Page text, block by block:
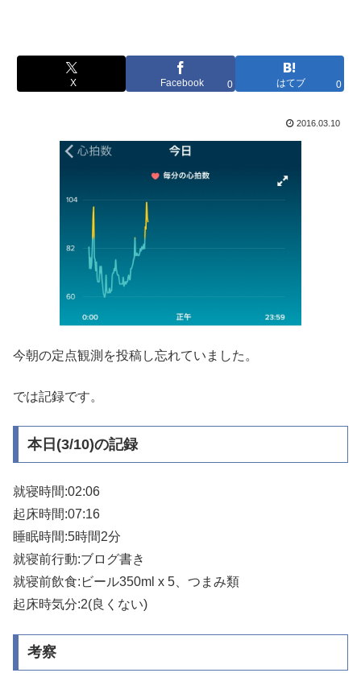
X Facebook 0 はてブ 0
2016.03.10
今朝の定点観測を投稿し忘れていました。
では記録です。
本日(3/10)の記録
就寝時間:02:06
起床時間:07:16
睡眠時間:5時間2分
就寝前行動:ブログ書き
就寝前飲食:ビール350ml x 5、つまみ類
起床時気分:2(良くない)
考察